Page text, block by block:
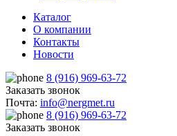
Каталог
О компании
Контакты
Новости
8 (916) 969-63-72
Заказать звонок
Почта: info@nergmet.ru
8 (916) 969-63-72
Заказать звонок